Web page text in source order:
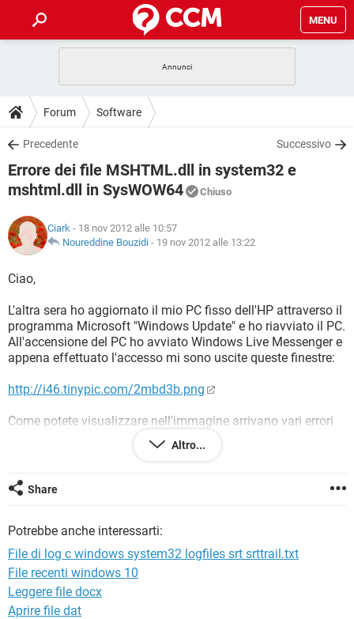
MENU
INTRATTENIMENTO
iOS
INSTAGRAM WHATSAPP
TIKTOK FACEBOOK
HARDWARE
GUIDE
COVID-19
iOS WINDOWS 10
TIKTOK FACEBOOK
DOWNLOAD
COVID-19 GAMING
INTRATTENIMENTO ANDROID
iOS
INSTAGRAM
TIKTOK
HARDWARE
FORUM
INTRATTENIMENTO ANDROID
FACEBOOK
HARDWARE
GLOSSARIO
COVID-19
INTRATTENIMENTO
iOS WINDOWS 10
INSTAGRAM WHATSAPP
TIKTOK FACEBOOK
HARDWARE
Forum Software
Precedente Successivo
Errore dei file MSHTML.dll in system32 e
mshtml.dll in SysWOW64
Chiuso
Ciark - 18 nov 2012 alle 10:57
Noureddine Bouzidi - 19 nov 2012 alle 13:22
Ciao,
L'altra sera ho aggiornato il mio PC fisso dell'HP attraverso il
programma Microsoft "Windows Update" e ho riavviato il PC.
All'accensione del PC ho avviato Windows Live Messenger e
appena effettuato l'accesso mi sono uscite queste finestre:
http://i46.tinypic.com/2mbd3b.png
Come potete visualizzare nell'immagine arrivano vari errori
da parte di quei file inoltre appena accetto e mi viene
Ho provato a fare una deframmentazione, una pulizia con
CCleaner e due scansioni Antivirus ma il problema non
Ho provato a sostituire i file con file .dll da internet ma non
posso sostituirli perchè sono protetti.
Ho tentato anche un Ripristino ma non erano presenti punti
di ripristino dell disco di backup
Ho tentato di ripristinare solamente i file ma anche in quel
caso le versioni precedenti erano assenti
Altro...
Share
Potrebbe anche interessarti:
File di log c windows system32 logfiles srt srttrail.txt
File recenti windows 10
Leggere file docx
Aprire file dat